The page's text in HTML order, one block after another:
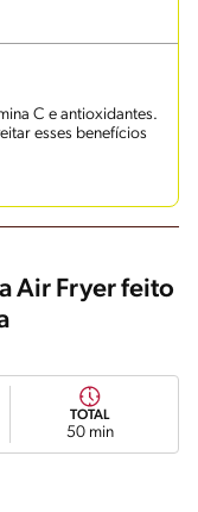
C e antioxidantes.
esses benefícios
Air Fryer feito
TOTAL
50 min